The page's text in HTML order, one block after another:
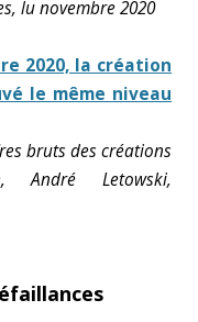
lu novembre 2020
2020, la création
le même niveau
bruts des créations
André Letowski,